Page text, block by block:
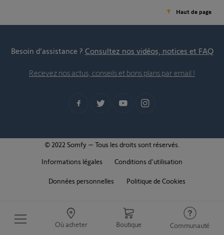
Où acheter Boutique Communauté
Haut de page
Besoin d’assistance ? Consultez nos vidéos, notices et FAQ
Recevez nos actus, conseils et bons plans par email !
© 2022 Somfy – Tous les droits sont réservés.
Informations légales
Conditions d'utilisation
Données personnelles Politique de Cookies